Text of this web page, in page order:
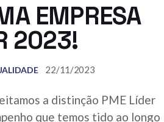
EMPRESA
2023!
22/11/2023
a distinção PME Líder
que temos tido ao longo